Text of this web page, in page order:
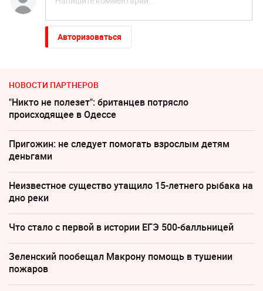
Авторизоваться
НОВОСТИ ПАРТНЕРОВ
"Никто не полезет": британцев потрясло
происходящее в Одессе
Пригожин: не следует помогать взрослым детям
деньгами
Неизвестное существо утащило 15-летнего рыбака на
дно реки
Что стало с первой в истории ЕГЭ 500-балльницей
Зеленский пообещал Макрону помощь в тушении
пожаров